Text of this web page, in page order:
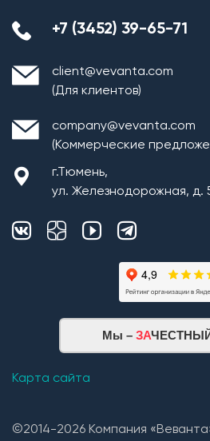
Монтаж плит
Кровельная система
1. Монтаж стропильной
(Технониколь, Дёке) и
+7 (3452) 39-65-71
client@vevanta.com
(Для клиентов)
company@vevanta.com
(Коммерческие
г.Тюмень,
ул. Железнодорожная, д.
Мы – ЗА
Карта сайта
©2014-2026 Компания